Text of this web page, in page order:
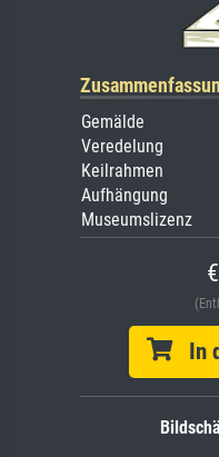
Gemälde
Veredelung
Keilrahmen
Aufhängung
Museumslizenz
In